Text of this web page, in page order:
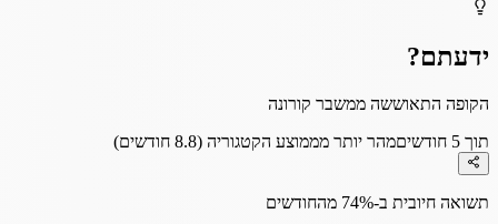
ידעתם?
הקופה התאוששה ממשבר קורונה
תוך 5 חודשים
מהר יותר מממוצע הקטגוריה (8.8 חודשים)
תשואה חיובית ב-74% מהחודשים